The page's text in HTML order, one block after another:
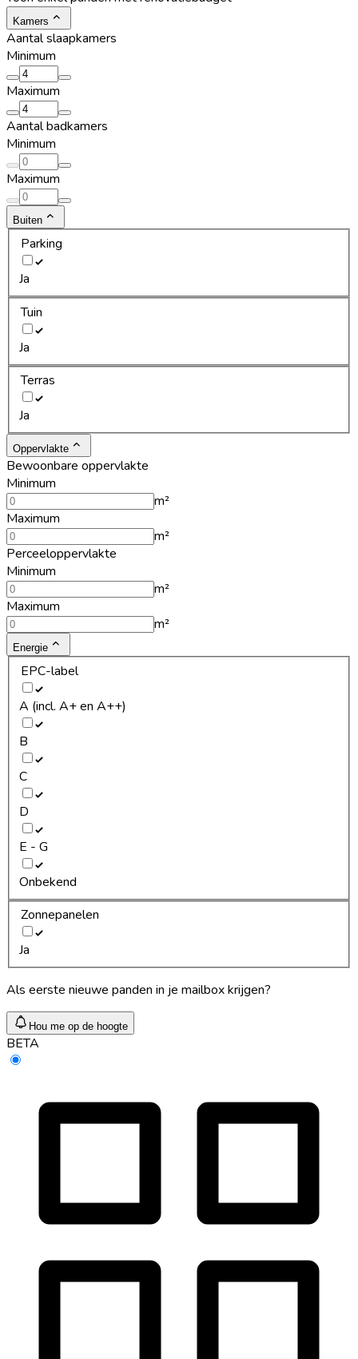
Kamers
Aantal slaapkamers
Minimum
Maximum
Aantal badkamers
Minimum
Maximum
Buiten
Parking
Ja
Tuin
Ja
Terras
Ja
Oppervlakte
Bewoonbare oppervlakte
Minimum
m²
Maximum
m²
Perceeloppervlakte
Minimum
m²
Maximum
m²
Energie
EPC-label
A (incl. A+ en A++)
B
C
D
E - G
Onbekend
Zonnepanelen
Ja
Als eerste nieuwe panden in je mailbox krijgen?
Hou me op de hoogte
BETA